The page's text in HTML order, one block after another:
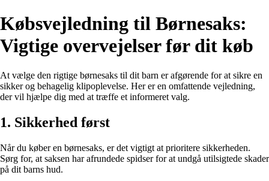
Købsvejledning til Børnesaks:
Vigtige overvejelser før dit køb
At vælge den rigtige børnesaks til dit barn er afgørende for at sikre en
sikker og behagelig klipoplevelse. Her er en omfattende vejledning,
der vil hjælpe dig med at træffe et informeret valg.
1. Sikkerhed først
Når du køber en børnesaks, er det vigtigt at prioritere sikkerheden.
Sørg for, at saksen har afrundede spidser for at undgå utilsigtede skader
på dit barns hud.